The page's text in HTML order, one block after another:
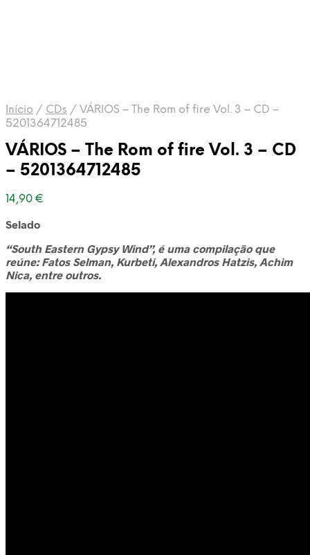
Início / CDs / VÁRIOS – The Rom of fire Vol. 3 – CD –
5201364712485
VÁRIOS – The Rom of fire Vol. 3 – CD
– 5201364712485
14,90 €
Selado
“South Eastern Gypsy Wind”, é uma compilação que
reúne: Fatos Selman, Kurbeti, Alexandros Hatzis, Achim
Nica, entre outros.